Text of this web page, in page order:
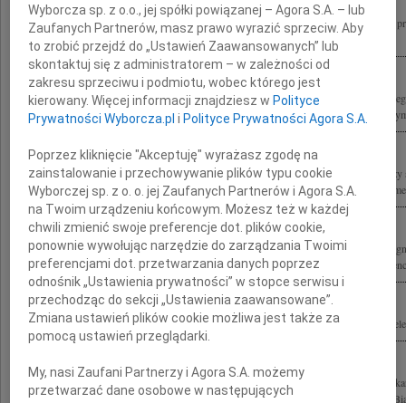
Z ogromnym żalem przyjęliśmy wiadomość o śmierci Marka Edelmana ostatniego
Warszawskim, patrioty, bohatera, autorytetu i wspaniałego człowieka Rodzinie i...
Z ogromnym smutkiem przyjęliśmy wiadomość o śmierci Marka Edelmana
getcie warszawskim, lekarza, działacza społecznego i polityka Rodzinie i
Żegnamy Marka Edelmana naszego Przyjaciela i towarzysza broni Łączymy wyrazy
Ani, Olka i całej Rodziny Luba Gawisar "Zielona Marysia" Pnina Grynszpan-
W piątek, 9 października 2009 roku na Placu Bohaterów Getta o godzinie 11.00
Dziadka Marka Edelmana Aleksander i Zosia, Ania, François, Tomek, Liza i
Odszedł Marek Edelman 1919 - 2009 Z Najbliższymi łączymy się w bólu
Marek Edelman 1919 - 2009 ostatni dowódca powstania w getcie, wybitny lekarz
Solidarności, lider opozycji demokratycznej w Polsce, odznaczony Orderem Orła
Wyborcza sp. z o.o., jej spółki powiązanej – Agora S.A. – lub
Zaufanych Partnerów, masz prawo wyrazić sprzeciw. Aby
to zrobić przejdź do „Ustawień Zaawansowanych” lub
skontaktuj się z administratorem – w zależności od
zakresu sprzeciwu i podmiotu, wobec którego jest
kierowany. Więcej informacji znajdziesz w Polityce
Prywatności Wyborcza.pl i Polityce Prywatności Agora S.A.
Poprzez kliknięcie "Akceptuję" wyrażasz zgodę na
zainstalowanie i przechowywanie plików typu cookie
Wyborczej sp. z o. o. jej Zaufanych Partnerów i Agora S.A.
na Twoim urządzeniu końcowym. Możesz też w każdej
chwili zmienić swoje preferencje dot. plików cookie,
ponownie wywołując narzędzie do zarządzania Twoimi
preferencjami dot. przetwarzania danych poprzez
odnośnik „Ustawienia prywatności” w stopce serwisu i
przechodząc do sekcji „Ustawienia zaawansowane”.
Zmiana ustawień plików cookie możliwa jest także za
pomocą ustawień przeglądarki.
My, nasi Zaufani Partnerzy i Agora S.A. możemy
przetwarzać dane osobowe w następujących